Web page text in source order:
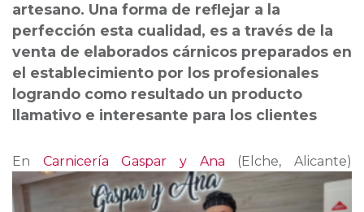
artesano. Una forma de reflejar a la
perfección esta cualidad, es a través de la
venta de elaborados cárnicos preparados en
el establecimiento por los profesionales
logrando como resultado un producto
llamativo e interesante para los clientes
En Carnicería Gaspar y Ana (Elche, Alicante)